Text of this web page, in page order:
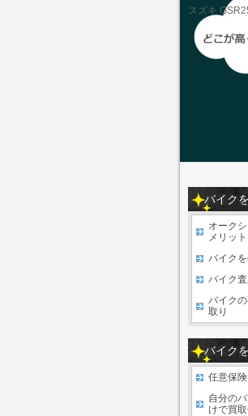
スズキ
バイク
オーク
メリッ
バイク
バイク
バイク
取り
バイク
任意保
自分の
けで買